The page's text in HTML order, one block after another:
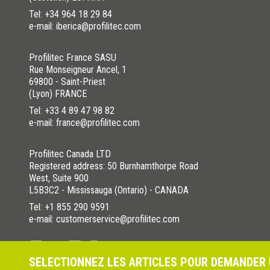
SELECTIONNEZ LES ARTICLES POUR DEMANDER
Tel: +34 964 18 29 84
e-mail: iberica@profilitec.com
Profilitec France SASU
Rue Monseigneur Ancel, 1
69800 - Saint-Priest
(Lyon) FRANCE
Tel: +33 4 89 47 98 82
e-mail: france@profilitec.com
Profilitec Canada LTD
Registered address: 50 Burnhamthorpe Road
West, Suite 900
L5B3C2 - Mississauga (Ontario) - CANADA
Tel: +1 855 290 9591
e-mail: customerservice@profilitec.com